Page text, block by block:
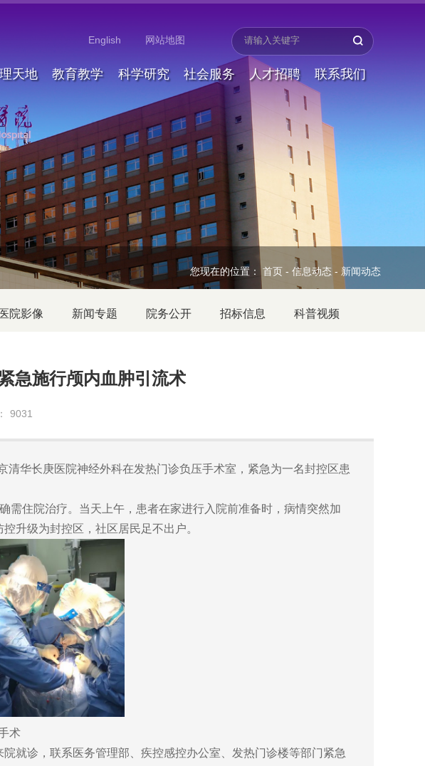
English 网站地图
天地 教育教学 科学研究 社会服务 人才招聘 联系我们
您现在的位置：首页 - 信息动态 - 新闻动态
医院影像 新闻专题 院务公开 招标信息 科普视频
急施行颅内血肿引流术
9031
清华长庚医院神经外科在发热门诊负压手术室，紧急为一名封控区患
住院治疗。当天上午，患者在家进行入院前准备时，病情突然加
升级为封控区，社区居民足不出户。
术
诊，联系医务管理部、疾控感控办公室、发热门诊楼等部门紧急